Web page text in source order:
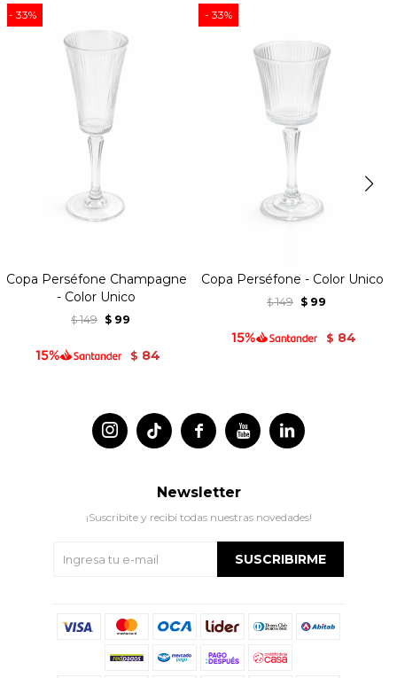
33
Copa Perséfone Champagne
- Color Unico
$ 149 $ 99
$ 84
33
Copa Perséfone - Color Unico
$ 149 $ 99
$ 84
 
 
Newsletter
¡Suscribite y recibí todas nuestras novedades!
SUSCRIBIRME